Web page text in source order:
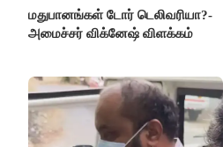
மதுபானங்கள் டோர் டெலிவரியா?-
அமைச்சர் விக்னேஷ் விளக்கம்